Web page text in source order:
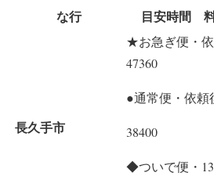
な行 目安時間
長久手市
★お急ぎ便・
47360
●通常便・依頼
38400
◆ついで便・